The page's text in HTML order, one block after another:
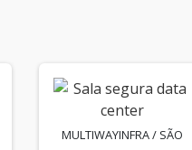
MULTIWAYINFRA / SÃO